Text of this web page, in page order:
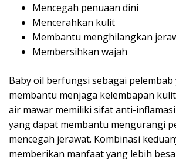
Mencegah penuaan dini
Mencerahkan kulit
Membantu menghilangkan
Membersihkan wajah
Baby oil berfungsi sebagai pelembab
membantu menjaga kelembapan
air mawar memiliki sifat anti-
yang dapat membantu mengurangi
mencegah jerawat. Kombinasi
memberikan manfaat yang lebih